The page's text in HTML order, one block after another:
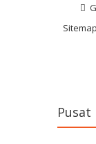
Sitemap